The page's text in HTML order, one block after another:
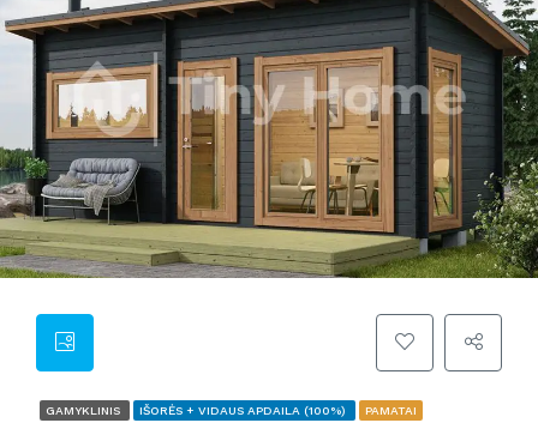
GAMYKLINIS IŠORĖS + VIDAUS APDAILA (100%) PAMATAI